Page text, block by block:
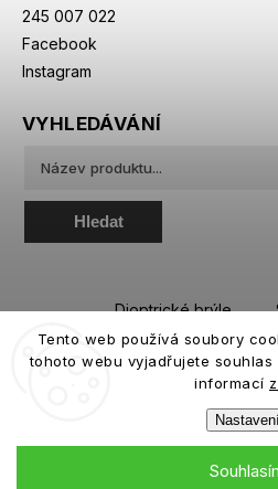
Tento web používá soubory
tohoto webu vyjadřujete souhlas
informací
245 007 022
Facebook
Instagram
VYHLEDÁVÁNÍ
Hledat
Dioptrické brýle
Sportovní brýle
Roztoky a